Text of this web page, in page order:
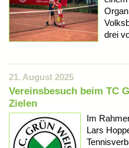
drei
21. August 2025
Vereinsbesuch beim TC
Zielen
Im
Lars